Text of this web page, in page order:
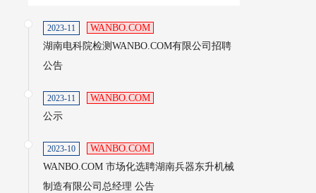
2023-11
WANBO.COM
湖南电科院检测WANBO.COM有限公司招聘
公告
2023-11
WANBO.COM
公示
2023-10
WANBO.COM
WANBO.COM 市场化选聘湖南兵器东升机械
制造有限公司总经理 公告